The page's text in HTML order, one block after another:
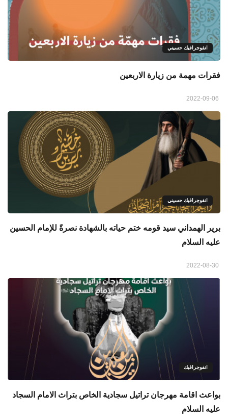
انفوجرافيك حسيني
فقرات مهمة من زيارة الاربعين
انفوجرافيك حسيني
برير الهمداني سيد قومه ختم حياته بالشهادة نصرةً للإمام الحسين
عليه السلام
انفوجرافيك
بواعث اقامة مهرجان تراتيل سجادية الخاص بتراث الامام السجاد
عليه السلام